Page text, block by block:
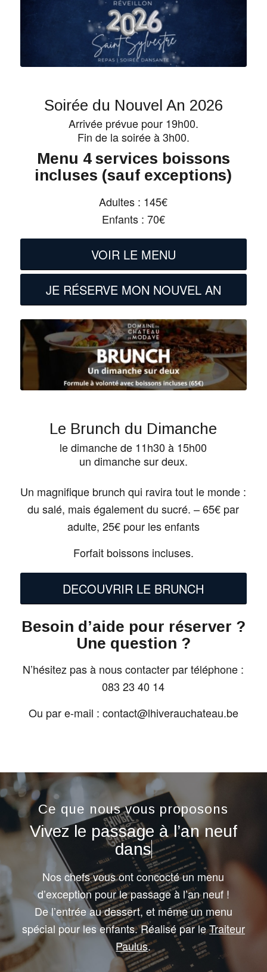
Soirée du Nouvel An 2026
Arrivée prévue pour 19h00.
Fin de la soirée à 3h00.
Menu 4 services boissons
incluses (sauf exceptions)
Adultes : 145€
Enfants : 70€
VOIR LE MENU
JE RÉSERVE MON NOUVEL AN
Le Brunch du Dimanche
le dimanche de 11h30 à 15h00
un dimanche sur deux.
Un magnifique brunch qui ravira tout le monde :
du salé, mais également du sucré. – 65€ par
adulte, 25€ pour les enfants
Forfait boissons incluses.
DECOUVRIR LE BRUNCH
Besoin d’aide pour réserver ?
Une question ?
N’hésitez pas à nous contacter par téléphone :
083 23 40 14
Ou par e-mail : contact@lhiverauchateau.be
Ce que nous vous proposons
Vivez le passage à l’an neuf
dans une ambian
Nos chefs vous ont concocté un menu
d’exception pour le passage à l’an neuf !
De l’entrée au dessert, et même un menu
spécial pour les enfants. Réalisé par leTraiteur
Paulus.